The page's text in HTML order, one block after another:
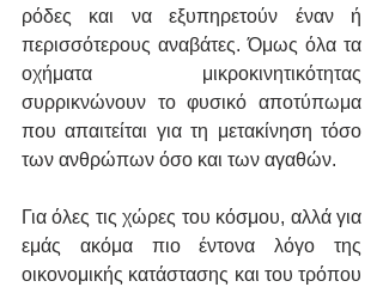
ρόδες και να εξυπηρετούν έναν ή
περισσότερους αναβάτες. Όμως όλα τα
οχήματα μικροκινητικότητας
συρρικνώνουν το φυσικό αποτύπωμα
που απαιτείται για τη μετακίνηση τόσο
των ανθρώπων όσο και των αγαθών.
Για όλες τις χώρες του κόσμου, αλλά για
εμάς ακόμα πιο έντονα λόγο της
οικονομικής κατάστασης και του τρόπου